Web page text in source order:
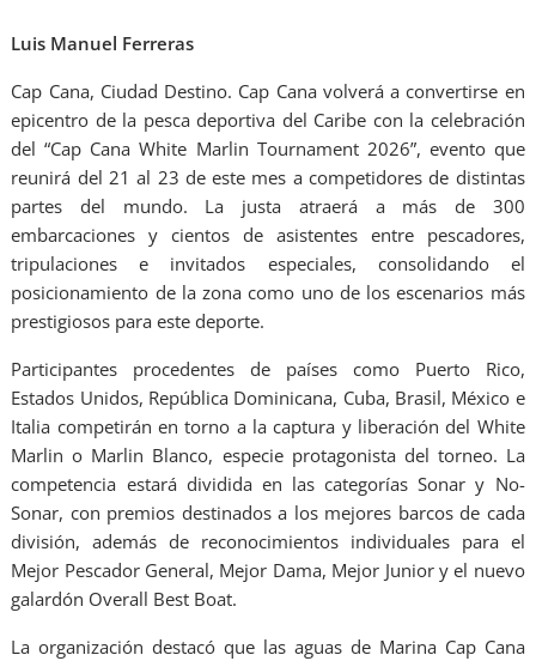
Luis Manuel Ferreras
Cap Cana, Ciudad Destino. Cap Cana volverá a convertirse en
epicentro de la pesca deportiva del Caribe con la celebración
del “Cap Cana White Marlin Tournament 2026”, evento que
reunirá del 21 al 23 de este mes a competidores de distintas
partes del mundo. La justa atraerá a más de 300
embarcaciones y cientos de asistentes entre pescadores,
tripulaciones e invitados especiales, consolidando el
posicionamiento de la zona como uno de los escenarios más
prestigiosos para este deporte.
Participantes procedentes de países como Puerto Rico,
Estados Unidos, República Dominicana, Cuba, Brasil, México e
Italia competirán en torno a la captura y liberación del White
Marlin o Marlin Blanco, especie protagonista del torneo. La
competencia estará dividida en las categorías Sonar y No-
Sonar, con premios destinados a los mejores barcos de cada
división, además de reconocimientos individuales para el
Mejor Pescador General, Mejor Dama, Mejor Junior y el nuevo
galardón Overall Best Boat.
La organización destacó que las aguas de Marina Cap Cana